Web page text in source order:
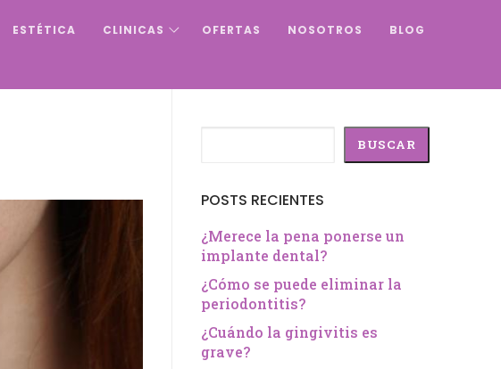
ESTÉTICA CLINICAS OFERTAS NOSOTROS
BLOG
BUSCAR
POSTS RECIENTES
¿Merece la pena ponerse un
implante dental?
¿Cómo se puede eliminar la
periodontitis?
¿Cuándo la gingivitis es
grave?